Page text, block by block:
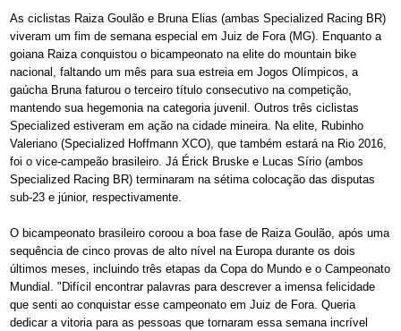
As ciclistas Raiza Goulão e Bruna Elias (ambas Specialized Racing BR)
viveram um fim de semana especial em Juiz de Fora (MG). Enquanto a
goiana Raiza conquistou o bicampeonato na elite do mountain bike
nacional, faltando um mês para sua estreia em Jogos Olímpicos, a
gaúcha Bruna faturou o terceiro título consecutivo na competição,
mantendo sua hegemonia na categoria juvenil. Outros três ciclistas
Specialized estiveram em ação na cidade mineira. Na elite, Rubinho
Valeriano (Specialized Hoffmann XCO), que também estará na Rio 2016,
foi o vice-campeão brasileiro. Já Érick Bruske e Lucas Sírio (ambos
Specialized Racing BR) terminaram na sétima colocação das disputas
sub-23 e júnior, respectivamente.
O bicampeonato brasileiro coroou a boa fase de Raiza Goulão, após uma
sequência de cinco provas de alto nível na Europa durante os dois
últimos meses, incluindo três etapas da Copa do Mundo e o Campeonato
Mundial. "Difícil encontrar palavras para descrever a imensa felicidade
que senti ao conquistar esse campeonato em Juiz de Fora. Queria
dedicar a vitoria para as pessoas que tornaram essa semana incrível